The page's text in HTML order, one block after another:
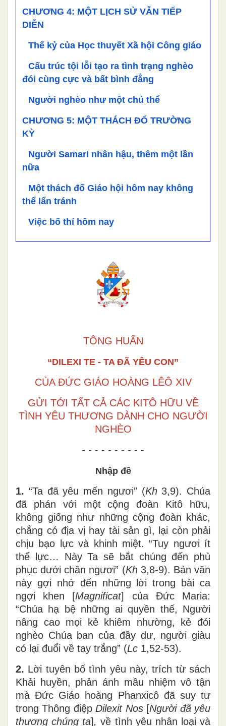
CHƯƠNG 4: MỘT LỊCH SỬ VẪN TIẾP
DIỄN
Thế kỷ của Học thuyết Xã hội Công giáo
Cấu trúc tội lỗi tạo ra tình trạng nghèo
đói cùng cực và bất bình đẳng
Người nghèo như một chủ thể
CHƯƠNG 5: MỘT THÁCH ĐỐ TRƯỜNG
KỲ
Người Samari nhân hậu, thêm một lần
nữa
Một thách đố Giáo hội hôm nay không
thể lẩn tránh
Việc bố thí hôm nay
TÔNG HUẤN
“DILEXI TE - TA ĐÃ YÊU CON”
CỦA ĐỨC GIÁO HOÀNG LÊÔ XIV
GỬI TỚI TẤT CẢ CÁC KITÔ HỮU VỀ
TÌNH YÊU THƯƠNG DÀNH CHO NGƯỜI
NGHÈO
- - - - - - - - - -
Nhập đề
1. “Ta đã yêu mến ngươi” (Kh3,9). Chúa
đã phán với một cộng đoàn Kitô hữu,
không giống như những cộng đoàn khác,
chẳng có địa vị hay tài sản gì, lại còn phải
chịu bạo lực và khinh miệt. “Tuy ngươi ít
thế lực… Này Ta sẽ bắt chúng đến phủ
phục dưới chân ngươi” (Kh3,8-9). Bản văn
này gợi nhớ đến những lời trong bài ca
ngợi khen [Magnificat] của Đức Maria:
“Chúa hạ bệ những ai quyền thế, Người
nâng cao mọi kẻ khiêm nhường, kẻ đói
nghèo Chúa ban của đầy dư, người giàu
có lại đuổi về tay trắng” (Lc 1,52-53).
2. Lời tuyên bố tình yêu này, trích từ sách
Khải huyền, phản ánh mầu nhiệm vô tận
mà Đức Giáo hoàng Phanxicô đã suy tư
trong Thông điệp Dilexit Nos [Người đã yêu
thương chúng ta], về tình yêu nhân loại và